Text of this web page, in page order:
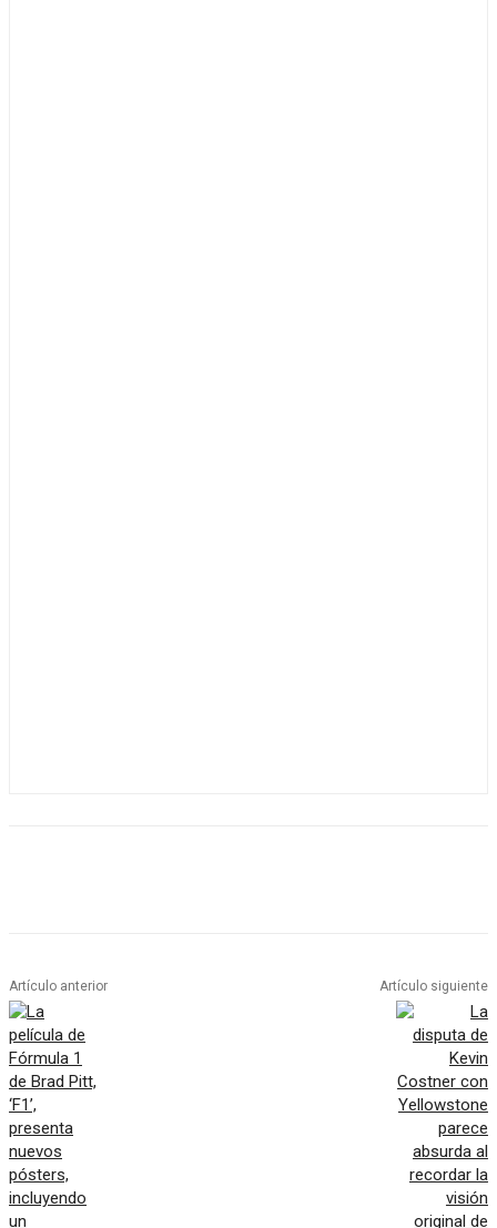
Artículo anterior Artículo siguiente